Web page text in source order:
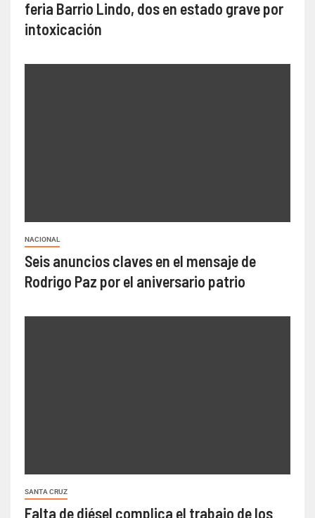
feria Barrio Lindo, dos en estado grave por
intoxicación
NACIONAL
Seis anuncios claves en el mensaje de
Rodrigo Paz por el aniversario patrio
SANTA CRUZ
Falta de diésel complica el trabajo de los